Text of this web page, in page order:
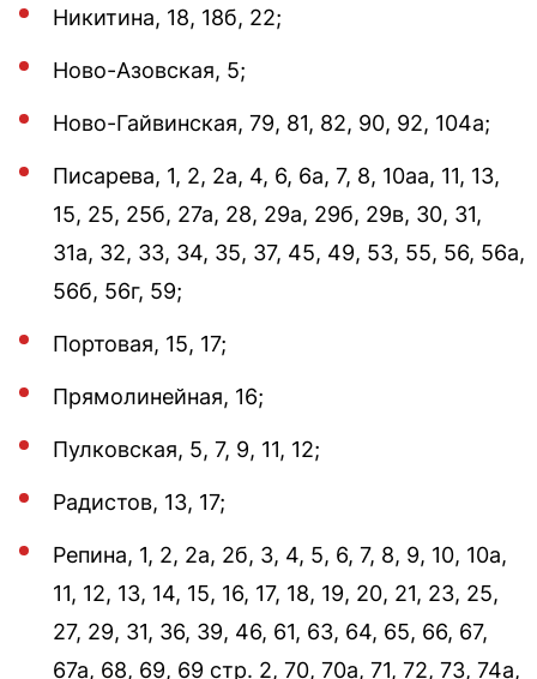
Никитина, 18, 18б, 22;
Ново-Азовская, 5;
Ново-Гайвинская, 79, 81, 82, 90, 92, 104а;
Писарева, 1, 2, 2а, 4, 6, 6а, 7, 8, 10аа, 11, 13,
15, 25, 25б, 27а, 28, 29а, 29б, 29в, 30, 31,
31а, 32, 33, 34, 35, 37, 45, 49, 53, 55, 56, 56а,
56б, 56г, 59;
Портовая, 15, 17;
Прямолинейная, 16;
Пулковская, 5, 7, 9, 11, 12;
Радистов, 13, 17;
Репина, 1, 2, 2а, 2б, 3, 4, 5, 6, 7, 8, 9, 10, 10а,
11, 12, 13, 14, 15, 16, 17, 18, 19, 20, 21, 23, 25,
27, 29, 31, 36, 39, 46, 61, 63, 64, 65, 66, 67,
67а, 68, 69, 69 стр. 2, 70, 70а, 71, 72, 73, 74а,